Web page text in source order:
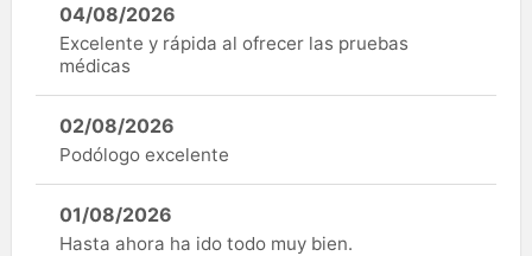
04/08/2026
Excelente y rápida al ofrecer las pruebas
médicas
02/08/2026
Podólogo excelente
01/08/2026
Hasta ahora ha ido todo muy bien.